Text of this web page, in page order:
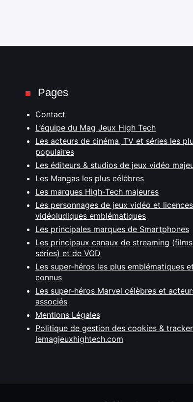
Pages
Contact
L’équipe du Mag Jeux High Tech
Les acteurs de cinéma, TV et séries les
populaires
Les éditeurs & studios de jeux vidéo
Les Mangas les plus célèbres
Les marques High-Tech majeures
Les personnages de jeux vidéo et licences
vidéoludiques emblématiques
Les principales marques de Smartphones
Les principaux canaux de streaming
séries) et de VOD
Les super-héros les plus emblématiques et
connus
Les super-héros Marvel célèbres et
associés
Mentions Légales
Politique de gestion des cookies &
lemagjeuxhightech.com